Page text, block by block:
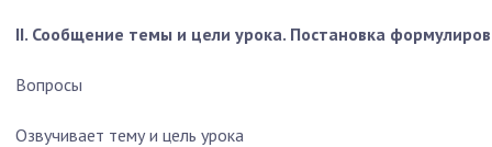
II. Сообщение темы и цели урока. Постановка
Вопросы
Озвучивает тему и цель урока